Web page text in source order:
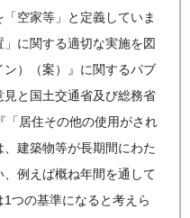
空家等」と定義していま
に関する適切な実施を図
）（案）』に関するパブ
と国土交通省及び総務省
「居住その他の使用がされ
建築物等が長期間にわた
例えば概ね年間を通して
つの基準になると考えら